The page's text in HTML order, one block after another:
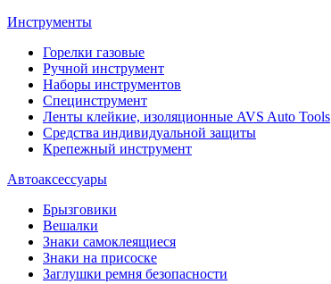
Инструменты
Горелки газовые
Ручной инструмент
Наборы инструментов
Специнструмент
Ленты клейкие, изоляционные AVS Auto Tools
Средства индивидуальной защиты
Крепежный инструмент
Автоаксессуары
Брызговики
Вешалки
Знаки самоклеящиеся
Знаки на присоске
Заглушки ремня безопасности